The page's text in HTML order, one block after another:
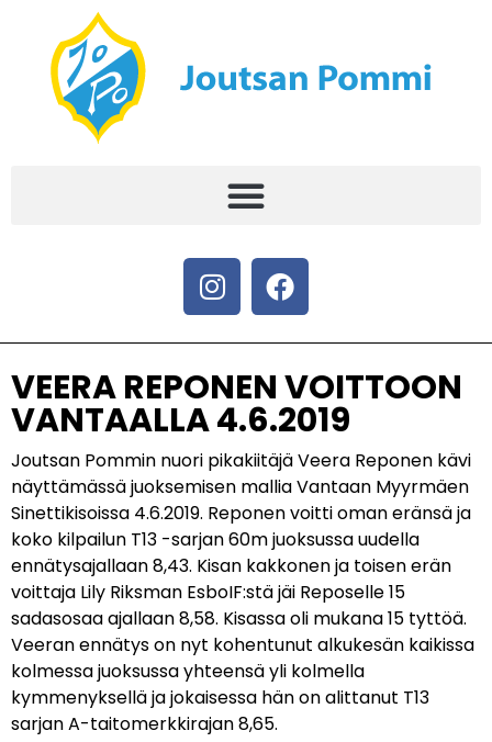
VEERA REPONEN VOITTOON
VANTAALLA 4.6.2019
Joutsan Pommin nuori pikakiitäjä Veera Reponen kävi
näyttämässä juoksemisen mallia Vantaan Myyrmäen
Sinettikisoissa 4.6.2019. Reponen voitti oman eränsä ja
koko kilpailun T13 -sarjan 60m juoksussa uudella
ennätysajallaan 8,43. Kisan kakkonen ja toisen erän
voittaja Lily Riksman EsboIF:stä jäi Reposelle 15
sadasosaa ajallaan 8,58. Kisassa oli mukana 15 tyttöä.
Veeran ennätys on nyt kohentunut alkukesän kaikissa
kolmessa juoksussa yhteensä yli kolmella
kymmenyksellä ja jokaisessa hän on alittanut T13
sarjan A-taitomerkkirajan 8,65.